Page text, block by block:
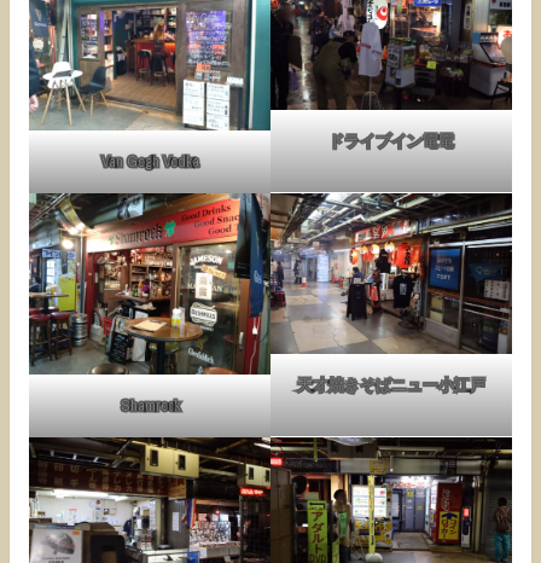
Van Gogh Vodka
ドライブイン電電
Shamrock
天才焼きそばニュー小江戸